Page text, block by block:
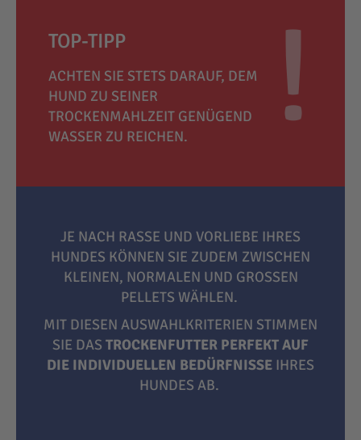
TOP-TIPP
ACHTEN SIE STETS DARAUF, DEM
HUND ZU SEINER
TROCKENMAHLZEIT GENÜGEND
WASSER ZU REICHEN.
JE NACH RASSE UND VORLIEBE IHRES
HUNDES KÖNNEN SIE ZUDEM ZWISCHEN
KLEINEN, NORMALEN UND GROSSEN P
ELLETS WÄHLEN.
MIT DIESEN AUSWAHLKRITERIEN STIMMEN
SIE DAS TROCKENFUTTER PERFEKT AUF
DIE INDIVIDUELLEN BEDÜRFNISSE IHRES
HUNDES AB.